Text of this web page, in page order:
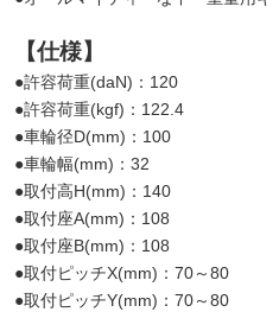
【仕様】
●許容荷重(daN)：120
●許容荷重(kgf)：122.4
●車輪径D(mm)：100
●車輪幅(mm)：32
●取付高H(mm)：140
●取付座A(mm)：108
●取付座B(mm)：108
●取付ピッチX(mm)：70～80
●取付ピッチY(mm)：70～80